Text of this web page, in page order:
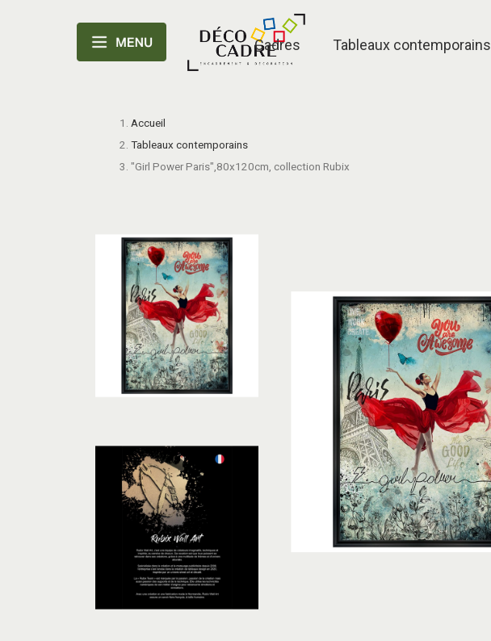
Cadres Tableaux contemporains
Accueil
Tableaux contemporains
"Girl Power Paris",80x120cm, collection Rubix